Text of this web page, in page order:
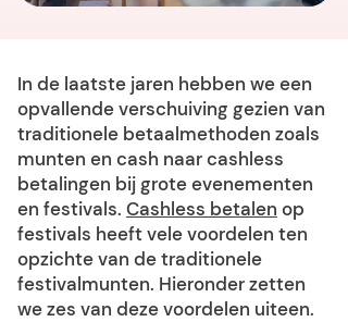
In de laatste jaren hebben we een
opvallende verschuiving gezien van
traditionele betaalmethoden zoals
munten en cash naar cashless
betalingen bij grote evenementen
en festivals. Cashless betalen op
festivals heeft vele voordelen ten
opzichte van de traditionele
festivalmunten. Hieronder zetten
we zes van deze voordelen uiteen.